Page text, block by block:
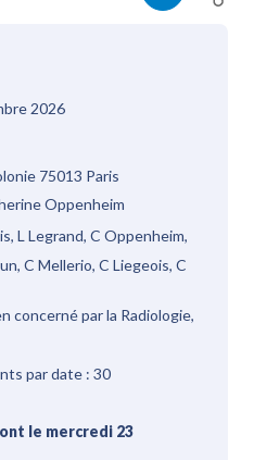
2026
75013 Paris
Oppenheim
L Legrand, C Oppenheim,
C Mellerio, C Liegeois, C
concerné par la Radiologie,
par date : 30
le mercredi 23